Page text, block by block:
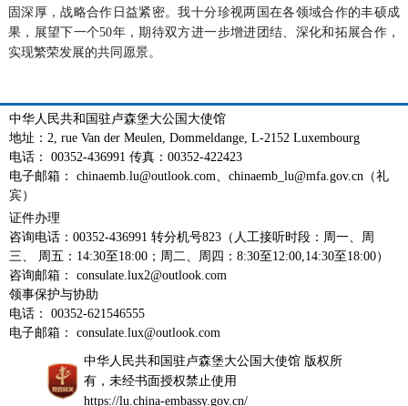
固深厚，战略合作日益紧密。我十分珍视两国在各领域合作的丰硕成
果，展望下一个50年，期待双方进一步增进团结、深化和拓展合作，
实现繁荣发展的共同愿景。
中华人民共和国驻卢森堡大公国大使馆
地址：2, rue Van der Meulen, Dommeldange, L-2152 Luxembourg
电话： 00352-436991 传真：00352-422423
电子邮箱： chinaemb.lu@outlook.com、chinaemb_lu@mfa.gov.cn（礼
宾）
证件办理
咨询电话：00352-436991 转分机号823（人工接听时段：周一、周
三、 周五：14:30至18:00；周二、周四：8:30至12:00,14:30至18:00）
咨询邮箱： consulate.lux2@outlook.com
领事保护与协助
电话： 00352-621546555
电子邮箱： consulate.lux@outlook.com
中华人民共和国驻卢森堡大公国大使馆 版权所
有，未经书面授权禁止使用
https://lu.china-embassy.gov.cn/